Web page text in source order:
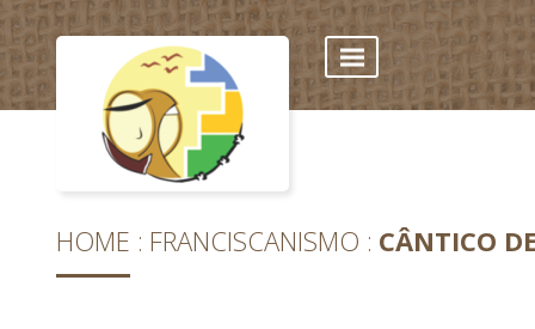
HOME FRANCISCANISMO CÂNTICO